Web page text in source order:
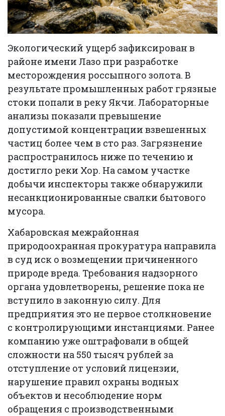
Экологический ущерб зафиксирован в
районе имени Лазо при разработке
месторождения россыпного золота. В
результате промышленных работ грязные
стоки попали в реку Якчи. Лабораторные
анализы показали превышение
допустимой концентрации взвешенных
частиц более чем в сто раз. Загрязнение
распространилось ниже по течению и
достигло реки Хор. На самом участке
добычи инспекторы также обнаружили
несанкционированные свалки бытового
мусора.
Хабаровская межрайонная
природоохранная прокуратура направила
в суд иск о возмещении причиненного
природе вреда. Требования надзорного
органа удовлетворены, решение пока не
вступило в законную силу. Для
предприятия это не первое столкновение
с контролирующими инстанциями. Ранее
компанию уже оштрафовали в общей
сложности на 550 тысяч рублей за
отступление от условий лицензии,
нарушение правил охраны водных
объектов и несоблюдение норм
обращения с производственными